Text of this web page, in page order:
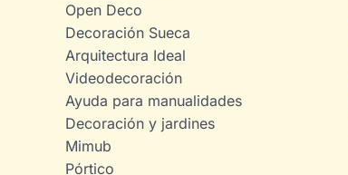
Open Deco
Decoración Sueca
Arquitectura Ideal
Videodecoración
Ayuda para manualidades
Decoración y jardines
Mimub
Pórtico